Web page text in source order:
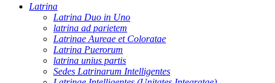
Latrina
Latrina Duo in Uno
latrina ad parietem
Latrinae Aureae et Coloratae
Latrina Puerorum
latrina unius partis
Sedes Latrinarum Intelligentes